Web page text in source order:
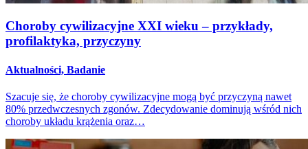
Choroby cywilizacyjne XXI wieku – przykłady,
profilaktyka, przyczyny
Aktualności, Badanie
Szacuje się, że choroby cywilizacyjne mogą być przyczyną nawet
80% przedwczesnych zgonów. Zdecydowanie dominują wśród nich
choroby układu krążenia oraz…